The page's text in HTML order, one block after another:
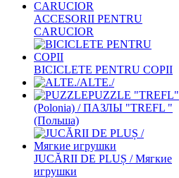
ACCESORII PENTRU
CARUCIOR
BICICLETE PENTRU COPII
ALTE./
PUZZLE "TREFL"
(Polonia) / ПАЗЛЫ "TREFL "
(Польша)
JUCĂRII DE PLUȘ / Мягкие
игрушки